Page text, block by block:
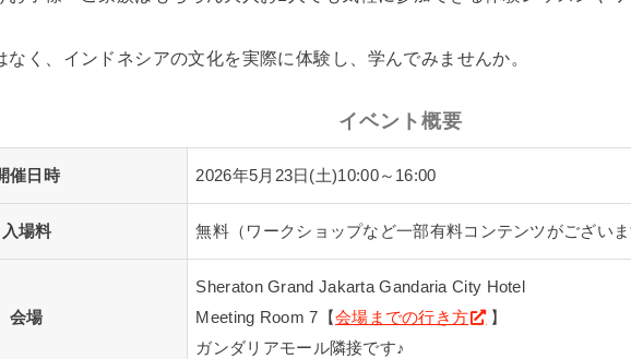
なく、インドネシアの文化を実際に体験し、学んでみませんか。
イベント概要
催日時 2026年5月23日(土)10:00～16:00
入場料 無料（ワークショップなど一部有料コンテンツがございま
会場
Sheraton Grand Jakarta Gandaria City Hotel
Meeting Room 7【会場までの行き方
】
ガンダリアモール隣接です♪